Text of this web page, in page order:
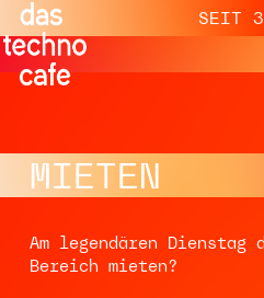
SEIT
MIETEN
Am legendären Dienstag
Bereich mieten?